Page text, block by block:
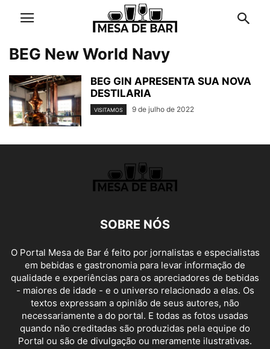
BEG New World Navy
BEG GIN APRESENTA SUA NOVA
DESTILARIA
VISITAMOS 9 de julho de 2022
SOBRE NÓS
O Portal Mesa de Bar é feito por jornalistas e especialistas
em bebidas e gastronomia para levar informação de
qualidade e experiências para os apreciadores de bebidas
- maiores de idade - e o universo relacionado a elas. Os
textos expressam a opinião de seus autores, não
necessariamente a do portal. E todas as fotos usadas
quando não creditadas são produzidas pela equipe do
Portal ou são de divulgação ou meramente ilustrativas.